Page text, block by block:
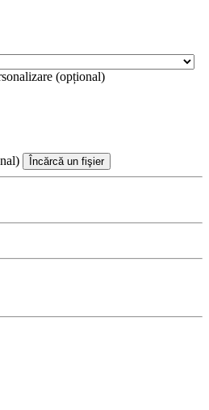
(opțional)
Încărcă un fişier